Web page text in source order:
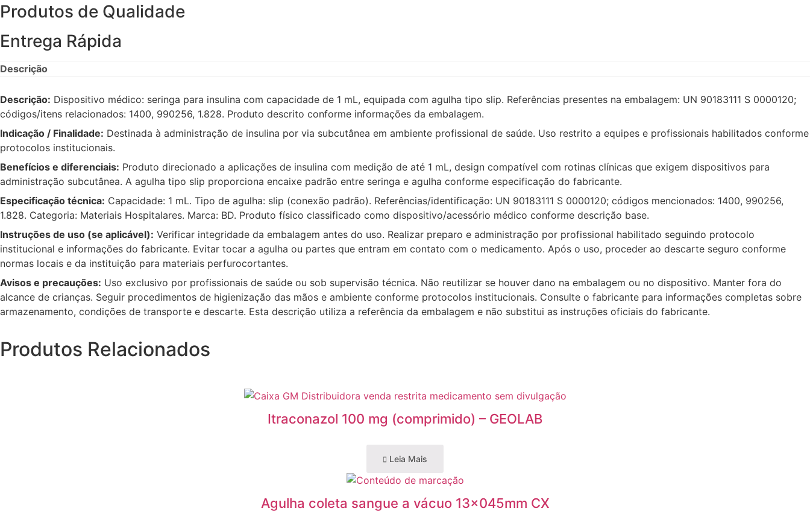
Produtos de Qualidade
Entrega Rápida
Descrição
Descrição: Dispositivo médico: seringa para insulina com capacidade de 1 mL, equipada com agulha tipo slip. Referências presentes na embalagem: UN 90183111 S 0000120;
códigos/itens relacionados: 1400, 990256, 1.828. Produto descrito conforme informações da embalagem.
Indicação / Finalidade: Destinada à administração de insulina por via subcutânea em ambiente profissional de saúde. Uso restrito a equipes e profissionais habilitados conforme
protocolos institucionais.
Benefícios e diferenciais: Produto direcionado a aplicações de insulina com medição de até 1 mL, design compatível com rotinas clínicas que exigem dispositivos para
administração subcutânea. A agulha tipo slip proporciona encaixe padrão entre seringa e agulha conforme especificação do fabricante.
Especificação técnica: Capacidade: 1 mL. Tipo de agulha: slip (conexão padrão). Referências/identificação: UN 90183111 S 0000120; códigos mencionados: 1400, 990256,
1.828. Categoria: Materiais Hospitalares. Marca: BD. Produto físico classificado como dispositivo/acessório médico conforme descrição base.
Instruções de uso (se aplicável): Verificar integridade da embalagem antes do uso. Realizar preparo e administração por profissional habilitado seguindo protocolo
institucional e informações do fabricante. Evitar tocar a agulha ou partes que entram em contato com o medicamento. Após o uso, proceder ao descarte seguro conforme
normas locais e da instituição para materiais perfurocortantes.
Avisos e precauções: Uso exclusivo por profissionais de saúde ou sob supervisão técnica. Não reutilizar se houver dano na embalagem ou no dispositivo. Manter fora do
alcance de crianças. Seguir procedimentos de higienização das mãos e ambiente conforme protocolos institucionais. Consulte o fabricante para informações completas sobre
armazenamento, condições de transporte e descarte. Esta descrição utiliza a referência da embalagem e não substitui as instruções oficiais do fabricante.
Produtos Relacionados
Itraconazol 100 mg (comprimido) – GEOLAB
Leia Mais
Agulha coleta sangue a vácuo 13x045mm CX